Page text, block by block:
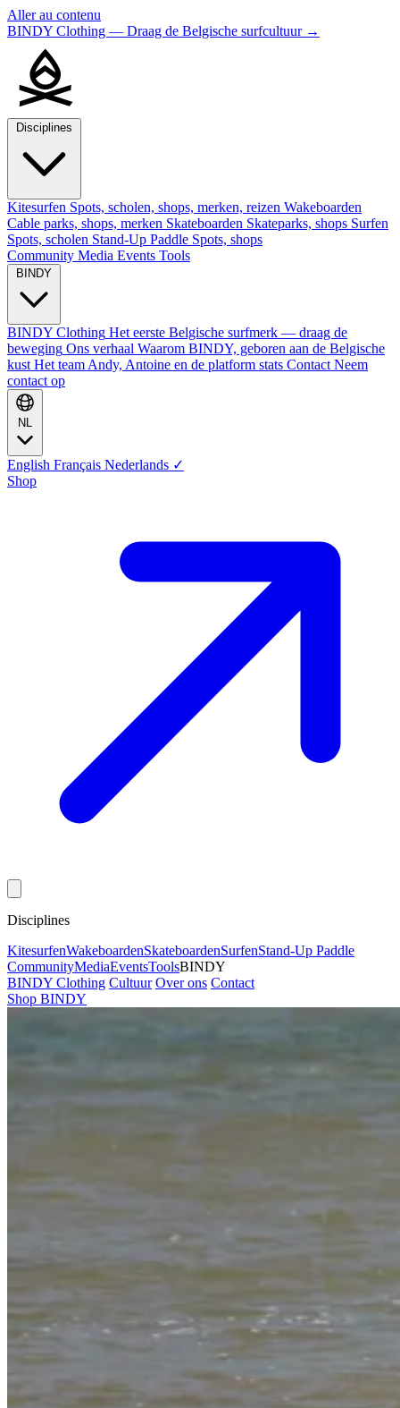
Aller au contenu
BINDY Clothing — Draag de Belgische surfcultuur →
Kitesurfen Spots, scholen, shops, merken, reizen Wakeboarden
Cable parks, shops, merken Skateboarden Skateparks, shops Surfen
Spots, scholen Stand-Up Paddle Spots, shops
Community Media Events Tools
BINDY Clothing Het eerste Belgische surfmerk — draag de
beweging Ons verhaal Waarom BINDY, geboren aan de Belgische
kust Het team Andy, Antoine en de platform stats Contact Neem
contact op
English Français Nederlands ✓
Shop
Disciplines
KitesurfenWakeboardenSkateboardenSurfenStand-Up Paddle
CommunityMediaEventsToolsBINDY
BINDY Clothing Cultuur Over ons Contact
Shop BINDY